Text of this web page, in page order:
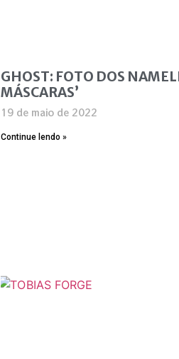
GHOST: FOTO DOS
MÁSCARAS’
19 de maio de 2022
Continue lendo »